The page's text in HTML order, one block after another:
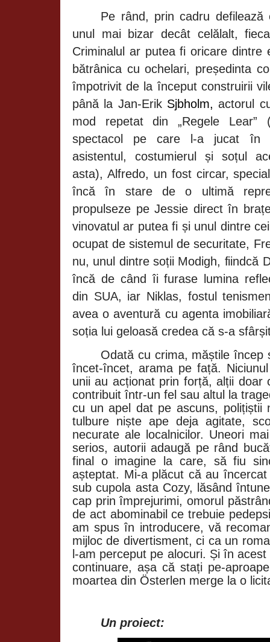
Pe rând, prin cadru defilează
unul mai bizar decât celălalt,
Criminalul ar putea fi oricare
bătrânica cu ochelari, președinta
împotrivit de la început construirii
până la Jan-Erik Sjbholm, actorul
mod repetat din „Regele Lear”
spectacol pe care l-a jucat în
asistentul, costumierul și soțul
asta), Alfredo, un fost circar,
încă în stare de o ultimă
propulseze pe Jessie direct în
vinovatul ar putea fi și unul dintre
ocupat de sistemul de securitate,
nu, unul dintre soții Modigh, fiindcă
încă de când îi furase lumina
din SUA, iar Niklas, fostul
avea o aventură cu agenta
soția lui geloasă credea că s-a
Odată cu crima, măștile încep
încet-încet, arama pe față.
unii au acționat prin forță, alții doar
contribuit într-un fel sau altul la
cu un apel dat pe ascuns, polițiștii
tulbure niște ape deja agitate,
necurate ale localnicilor. Uneori
serios, autorii adaugă pe rând
final o imagine la care, să fiu
așteptat. Mi-a plăcut că au
sub cupola asta Cozy, lăsând
cap prin împrejurimi, omorul
de act abominabil ce trebuie
am spus în introducere, vă
mijloc de divertisment, ci ca un
l-am perceput pe alocuri. Și în
continuare, așa că stați pe-
moartea din Österlen merge la o
Un proiect: